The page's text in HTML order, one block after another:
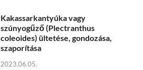
Kakassarkantyúka vagy
szúnyogűző (Plectranthus
coleoides) ültetése, gondozása,
szaporítása
2023.06.05.